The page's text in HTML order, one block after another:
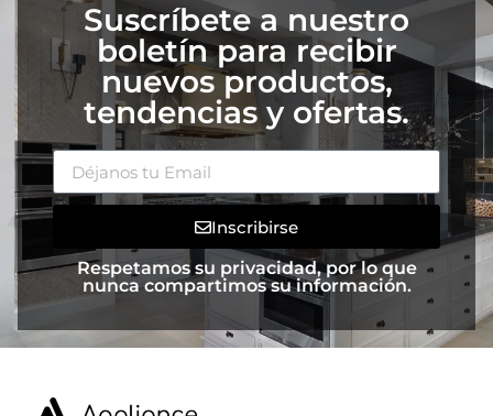
Suscríbete a nuestro
boletín para recibir
nuevos productos,
tendencias y ofertas.
Inscribirse
Respetamos su privacidad, por lo que
nunca compartimos su información.